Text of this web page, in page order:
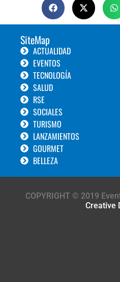
SiteMap
ACTUALIDAD
EVENTOS
TECNOLOGÍA
SALUD
RSE
SOCIALES
TURISMO
LANZAMIENTOS
GOURMET
BELLEZA
COPYRIGHT © 2019
Creative